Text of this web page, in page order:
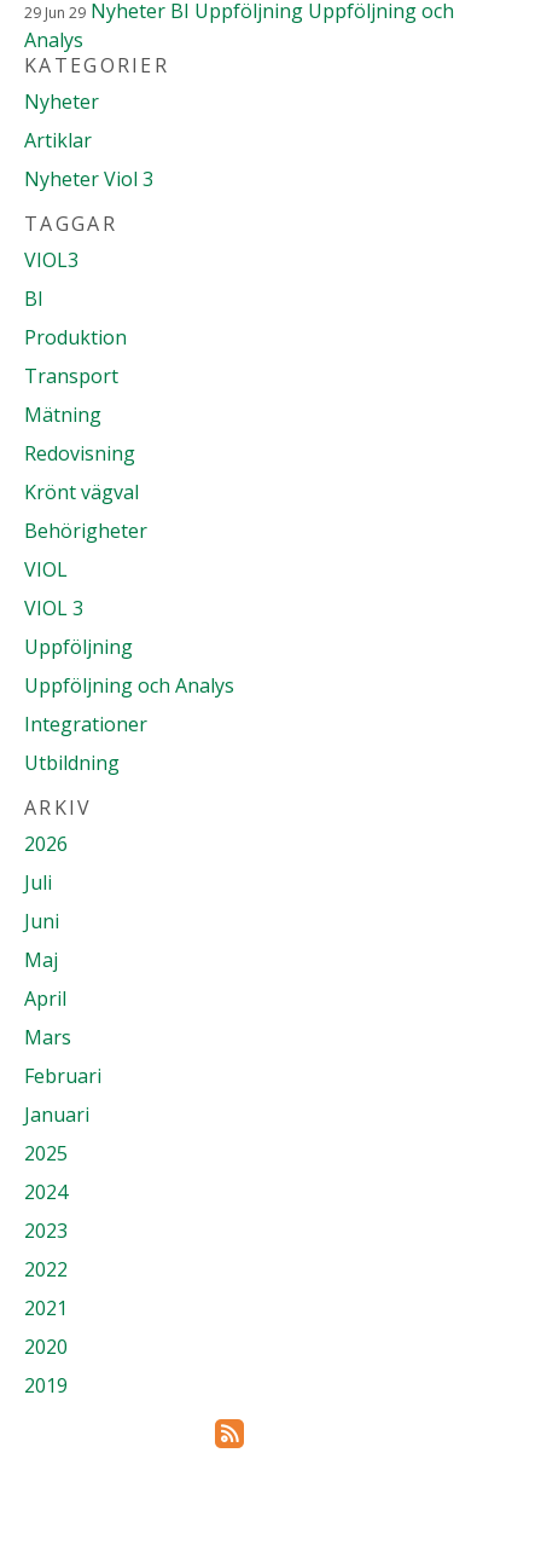
29 Jun 29 Nyheter BI Uppföljning Uppföljning och
Analys
KATEGORIER
Nyheter
Artiklar
Nyheter Viol 3
TAGGAR
VIOL3
BI
Produktion
Transport
Mätning
Redovisning
Krönt vägval
Behörigheter
VIOL
VIOL 3
Uppföljning
Uppföljning och Analys
Integrationer
Utbildning
ARKIV
2026
Juli
Juni
Maj
April
Mars
Februari
Januari
2025
2024
2023
2022
2021
2020
2019